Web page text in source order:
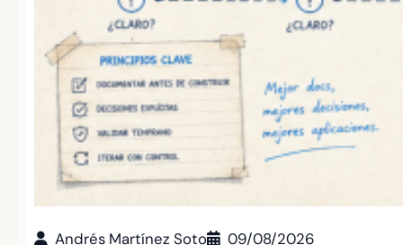
Andrés Martínez Soto 09/08/2026